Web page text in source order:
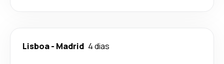
Lisboa- Madrid 4 dias